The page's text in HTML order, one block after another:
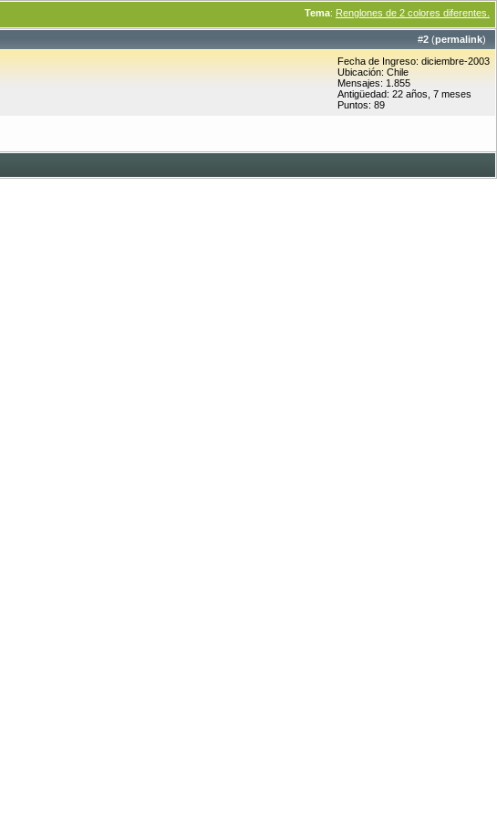
Tema: Renglones de 2 colores diferentes.
#2 (permalink)
Fecha de Ingreso: diciembre-2003
Ubicación: Chile
Mensajes: 1.855
Antigüedad: 22 años, 7 meses
Puntos: 89